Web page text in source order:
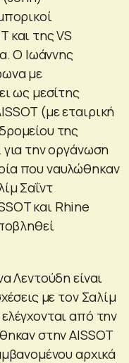
και της VS
Ο Ιωάννης
με
ως μεσίτης
(με εταιρική
της
για την οργάνωση
που ναυλώθηκαν
Σαΐντ
και Rhine
Λεντούδη είναι
με τον Σαλίμ
από την
στην AISSOT
αρχικά